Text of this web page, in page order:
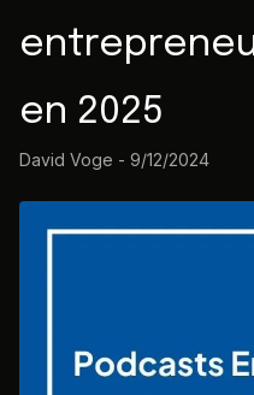
en 2025
David Voge - 9/12/2024